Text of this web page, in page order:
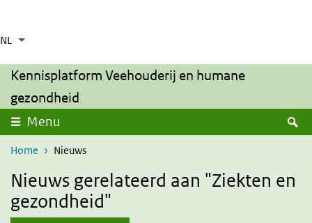
NL Taalkeuze
Aanvullende acties weergeven
Ingeklapt
Kennisplatform Veehouderij en humane
gezondheid
Menu
Home Nieuws
Nieuws gerelateerd aan "Ziekten en
gezondheid"